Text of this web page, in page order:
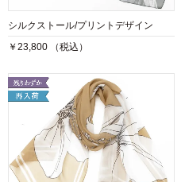
シルクストール/プリントデザイン
￥23,800 （税込）